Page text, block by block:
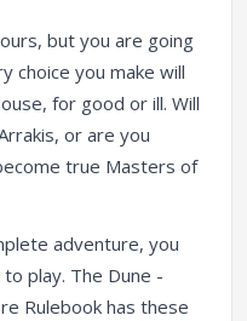
but you are going
choice you make will
for good or ill. Will
or are you
true Masters of
adventure, you
play. The Dune -
Rulebook has these